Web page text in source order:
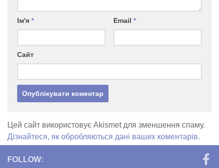
Ім'я * Email *
Сайт
Цей сайт використовує Akismet для зменшення спаму.
Дізнайтеся, як обробляються дані ваших коментарів.
FOLLOW: